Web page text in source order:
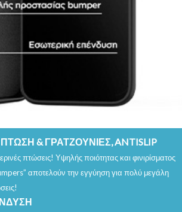
& ΓΡΑΤΖΟΥΝΙΕΣ, ANTISLIP
πτώσεις! Υψηλής ποιότητας και φινιρίσματος
αποτελούν την εγγύηση για πολύ μεγάλη